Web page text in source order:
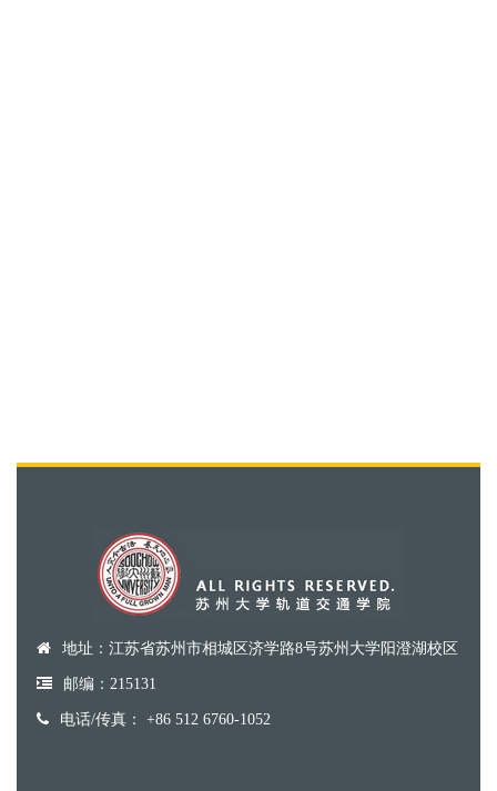
地址：江苏省苏州市相城区济学路8号苏州大学阳澄湖校区
邮编：215131
电话/传真： +86 512 6760-1052